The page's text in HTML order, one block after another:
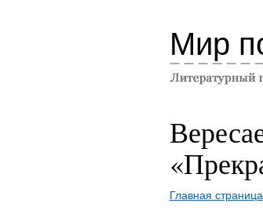
Мир
Главная страница